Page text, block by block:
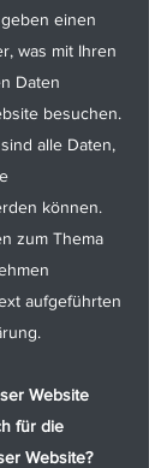
einen
was mit Ihren
Daten
besuchen.
alle Daten,
können.
zum Thema
aufgeführten
Website
für die
Website?